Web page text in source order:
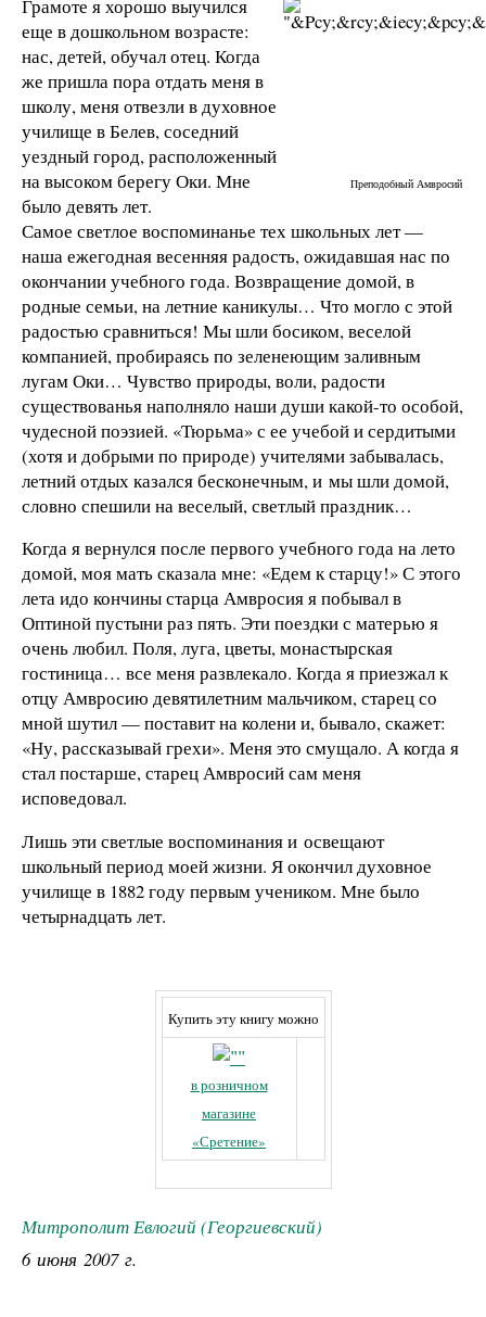
Преподобный Амвросий
Грамоте я хорошо выучился
еще в дошкольном возрасте:
нас, детей, обучал отец. Когда
же пришла пора отдать меня в
школу, меня отвезли в духовное
училище в Белев, соседний
уездный город, расположенный
на высоком берегу Оки. Мне
было девять лет.
Самое светлое воспоминанье тех школьных лет —
наша ежегодная весенняя радость, ожидавшая нас по
окончании учебного года. Возвращение домой, в
родные семьи, на летние каникулы… Что могло с этой
радостью сравниться! Мы шли босиком, веселой
компанией, пробираясь по зеленеющим заливным
лугам Оки… Чувство природы, воли, радости
существованья наполняло наши души какой-то особой,
чудесной поэзией. «Тюрьма» с ее учебой и сердитыми
(хотя и добрыми по природе) учителями забывалась,
летний отдых казался бесконечным, и мы шли домой,
словно спешили на веселый, светлый праздник…
Когда я вернулся после первого учебного года на лето
домой, моя мать сказала мне: «Едем к старцу!» С этого
лета идо кончины старца Амвросия я побывал в
Оптиной пустыни раз пять. Эти поездки с матерью я
очень любил. Поля, луга, цветы, монастырская
гостиница… все меня развлекало. Когда я приезжал к
отцу Амвросию девятилетним мальчиком, старец со
мной шутил — поставит на колени и, бывало, скажет:
«Ну, рассказывай грехи». Меня это смущало. А когда я
стал постарше, старец Амвросий сам меня
исповедовал.
Лишь эти светлые воспоминания и освещают
школьный период моей жизни. Я окончил духовное
училище в 1882 году первым учеником. Мне было
четырнадцать лет.
Купить эту книгу можно
в розничном
магазине
«Сретение»
Митрополит Евлогий (Георгиевский)
6 июня 2007 г.